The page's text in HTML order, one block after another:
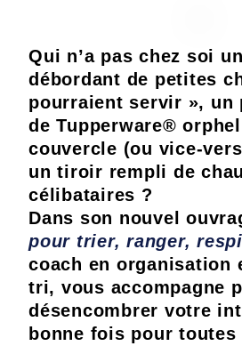
Qui n’a pas chez soi
débordant de petites
pourraient servir », un
de Tupperware®
couvercle (ou vice-
un tiroir rempli de
célibataires ?
Dans son nouvel
pour trier, ranger,
coach en organisation
tri, vous accompagne
désencombrer votre
bonne fois pour toutes